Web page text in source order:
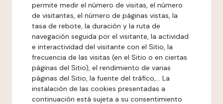
permite medir el número de visitas, el número
de visitantes, el número de páginas vistas, la
tasa de rebote, la duración y la ruta de
navegación seguida por el visitante, la actividad
e interactividad del visitante con el Sitio, la
frecuencia de las visitas (en el Sitio o en ciertas
páginas del Sitio), el rendimiento de varias
páginas del Sitio, la fuente del tráfico,... La
instalación de las cookies presentadas a
continuación está sujeta a su consentimiento